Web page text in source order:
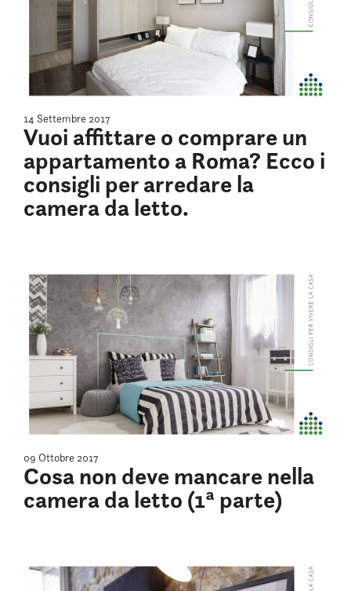
14 Settembre 2017
Vuoi affittare o comprare un
appartamento a Roma? Ecco i
consigli per arredare la
camera da letto.
09 Ottobre 2017
Cosa non deve mancare nella
camera da letto (1ª parte)